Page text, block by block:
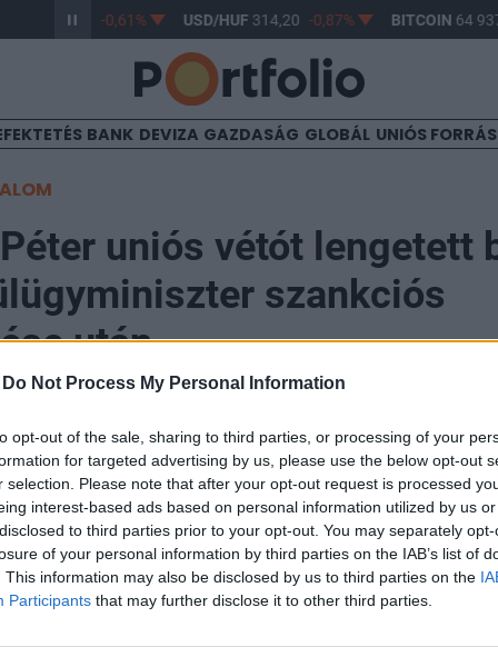
Do Not Process My Personal Information
opt-out of the sale, sharing to third parties, or processing of your
for targeted advertising by us, please use the below opt-out
selection. Please note that after your opt-out request is processed
interest-based ads based on personal information utilized by us
to third parties prior to your opt-out. You may separately
of your personal information by third parties on the IAB’s list of
This information may also be disclosed by us to third parties on the
Participants that may further disclose it to other third parties.
363,17 -0,61% USD/HUF 314,20 -0,87% BITCOIN64
BANK DEVIZA GAZDASÁG GLOBÁL UNIÓS
uniós vétót lengetett
szankciós
után
fogja adni a támogatását semmifajta szankcióhoz
Milorad Dodikkal szemben. Ha lesz ilyen javaslat,
Tanácsban – hangsúlyozta szombati Facebook-
hogy német kollégája a héten szankciókat
áprilisi választások után visszakerült az európai térképre